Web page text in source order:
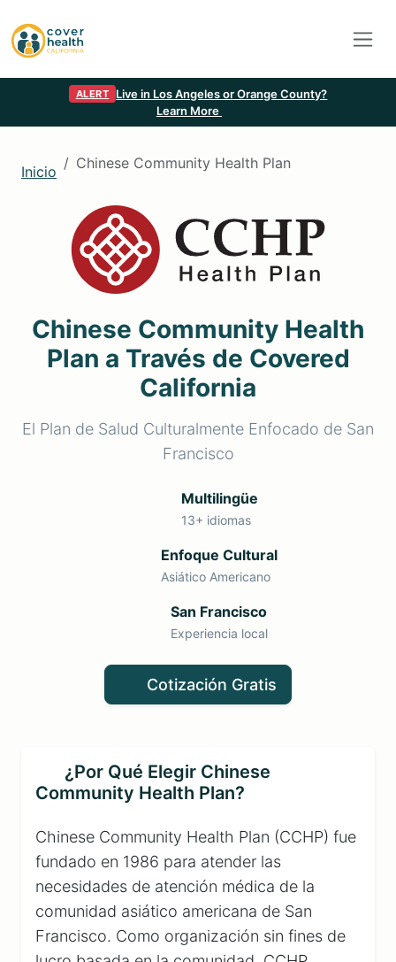
ALERT
Live in Los Angeles or Orange County?
Learn More
Inicio Chinese Community Health Plan
Chinese Community Health
Plan a Través de Covered
California
El Plan de Salud Culturalmente Enfocado de San
Francisco
Multilingüe
13+ idiomas
Enfoque Cultural
Asiático Americano
San Francisco
Experiencia local
Cotización Gratis
¿Por Qué Elegir Chinese
Community Health Plan?
Chinese Community Health Plan (CCHP) fue
fundado en 1986 para atender las
necesidades de atención médica de la
comunidad asiático americana de San
Francisco. Como organización sin fines de